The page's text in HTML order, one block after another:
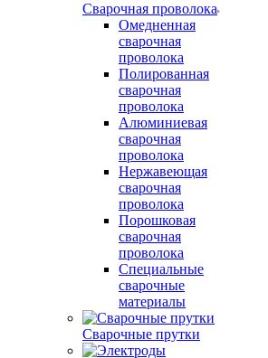
Сварочная проволока
Омедненная
сварочная
проволока
Полированная
сварочная
проволока
Алюминиевая
сварочная
проволока
Нержавеющая
сварочная
проволока
Порошковая
сварочная
проволока
Специальные
сварочные
материалы
Сварочные прутки